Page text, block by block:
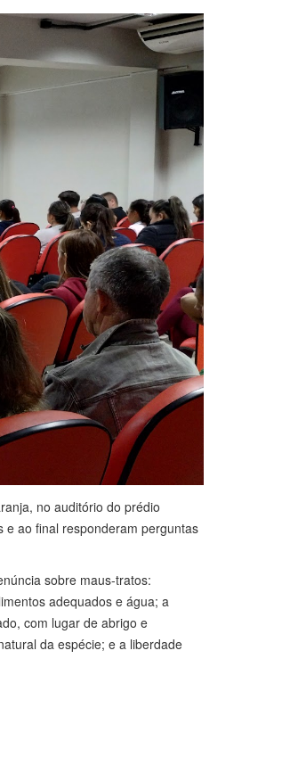
no auditório do prédio
e ao final responderam perguntas
sobre maus-tratos:
adequados e água; a
com lugar de abrigo e
da espécie; e a liberdade